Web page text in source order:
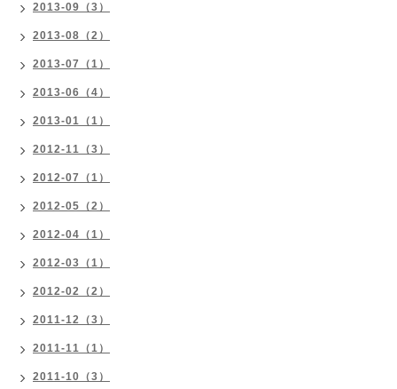
2013-09（3）
2013-08（2）
2013-07（1）
2013-06（4）
2013-01（1）
2012-11（3）
2012-07（1）
2012-05（2）
2012-04（1）
2012-03（1）
2012-02（2）
2011-12（3）
2011-11（1）
2011-10（3）